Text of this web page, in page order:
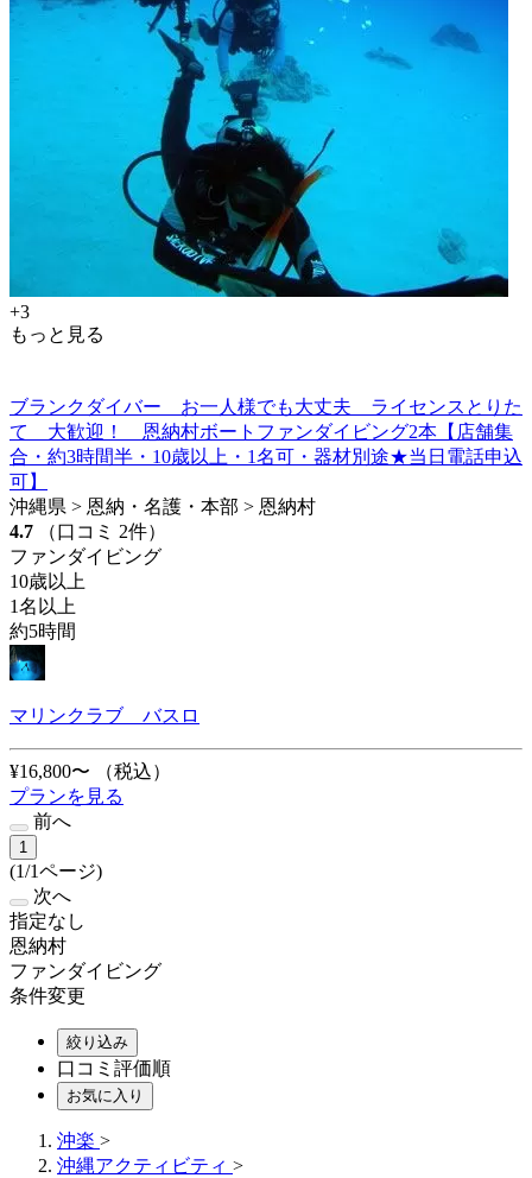
+3
もっと見る
ブランクダイバー お一人様でも大丈夫 ライセンスとりた
て 大歓迎！ 恩納村ボートファンダイビング2本【店舗集
合・約3時間半・10歳以上・1名可・器材別途★当日電話申込
可】
沖縄県 > 恩納・名護・本部 > 恩納村
4.7
（口コミ 2件）
ファンダイビング
10歳以上
1名以上
約5時間
マリンクラブ バスロ
¥16,800〜
（税込）
プランを見る
前へ
1
(1/1ページ)
次へ
指定なし
恩納村
ファンダイビング
条件変更
絞り込み
口コミ評価順
お気に入り
沖楽 >
沖縄アクティビティ >